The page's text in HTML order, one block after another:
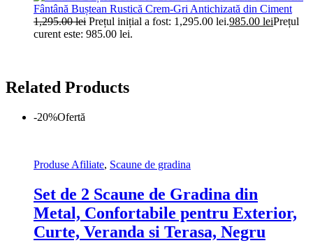
Fântână Buștean Rustică Crem-Gri Antichizată din Ciment
1,295.00lei Prețul inițial a fost: 1,295.00 lei.985.00 leiPrețul
curent este: 985.00 lei.
Related Products
-20%Ofertă
Produse Afiliate, Scaune de gradina
Set de 2 Scaune de Gradina din
Metal, Confortabile pentru Exterior,
Curte, Veranda si Terasa, Negru